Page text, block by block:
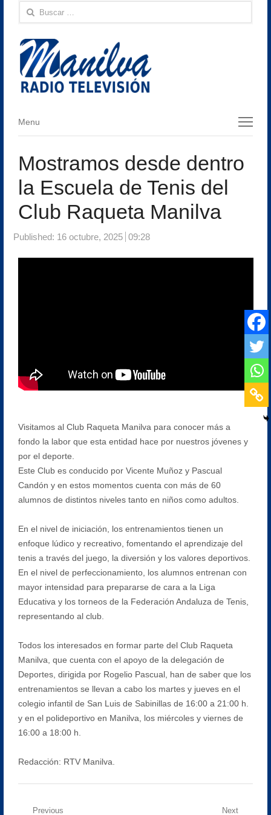
Buscar:
Menu
Menu
Mostramos desde dentro
la Escuela de Tenis del
Club Raqueta Manilva
Published: 16 octubre, 2025 09:28
Visitamos al Club Raqueta Manilva para conocer más a
fondo la labor que esta entidad hace por nuestros jóvenes y
por el deporte.
Este Club es conducido por Vicente Muñoz y Pascual
Candón y en estos momentos cuenta con más de 60
alumnos de distintos niveles tanto en niños como adultos.
En el nivel de iniciación, los entrenamientos tienen un
enfoque lúdico y recreativo, fomentando el aprendizaje del
tenis a través del juego, la diversión y los valores deportivos.
En el nivel de perfeccionamiento, los alumnos entrenan con
mayor intensidad para prepararse de cara a la Liga
Educativa y los torneos de la Federación Andaluza de Tenis,
representando al club.
Todos los interesados en formar parte del Club Raqueta
Manilva, que cuenta con el apoyo de la delegación de
Deportes, dirigida por Rogelio Pascual, han de saber que los
entrenamientos se llevan a cabo los martes y jueves en el
colegio infantil de San Luis de Sabinillas de 16:00 a 21:00 h.
y en el polideportivo en Manilva, los miércoles y viernes de
16:00 a 18:00 h.
Redacción: RTV Manilva.
Previous Next